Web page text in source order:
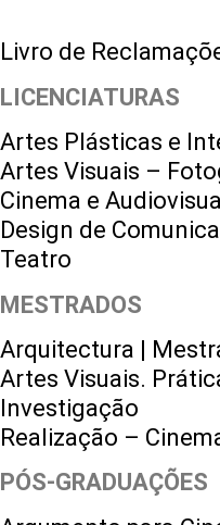
Livro de
LICENCIATURAS
Artes Plásticas e
Artes Visuais –
Cinema e
Design de
Teatro
MESTRADOS
Arquitectura |
Artes Visuais.
Investigação
Realização –
PÓS-GRADUAÇÕES